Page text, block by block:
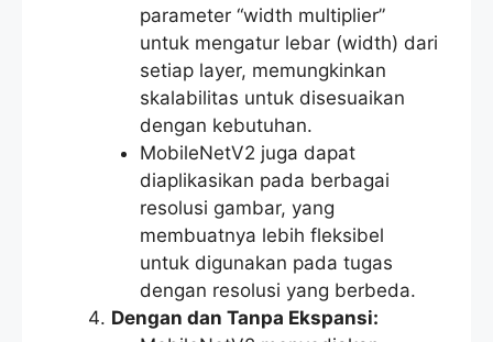
parameter “width multiplier”
untuk mengatur lebar (width) dari
setiap layer, memungkinkan
skalabilitas untuk disesuaikan
dengan kebutuhan.
MobileNetV2 juga dapat
diaplikasikan pada berbagai
resolusi gambar, yang
membuatnya lebih fleksibel
untuk digunakan pada tugas
dengan resolusi yang berbeda.
Dengan dan Tanpa Ekspansi: